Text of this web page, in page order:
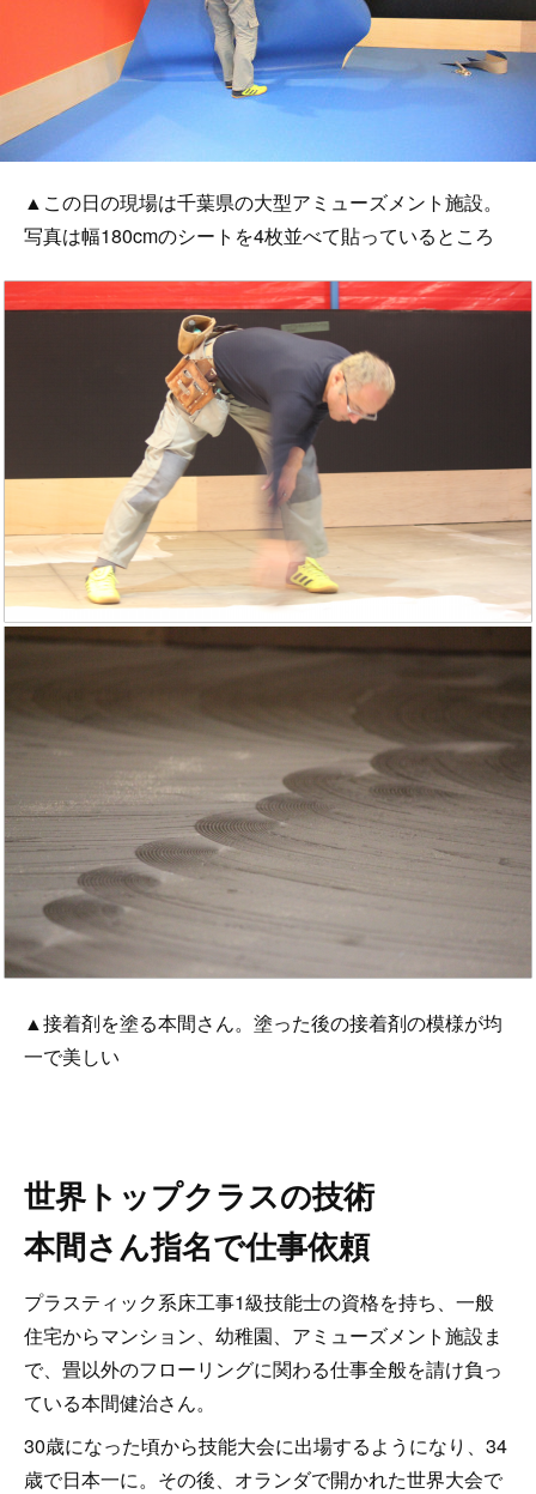
▲この日の現場は千葉県の大型アミューズメント施設。
写真は幅180cmのシートを4枚並べて貼っているところ
▲接着剤を塗る本間さん。塗った後の接着剤の模様が均
一で美しい
世界トップクラスの技術
本間さん指名で仕事依頼
プラスティック系床工事1級技能士の資格を持ち、一般
住宅からマンション、幼稚園、アミューズメント施設ま
で、畳以外のフローリングに関わる仕事全般を請け負っ
ている本間健治さん。
30歳になった頃から技能大会に出場するようになり、34
歳で日本一に。その後、オランダで開かれた世界大会で